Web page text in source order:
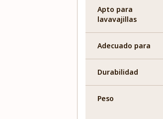
Apto para
lavavajillas
Adecuado para
Durabilidad
Peso